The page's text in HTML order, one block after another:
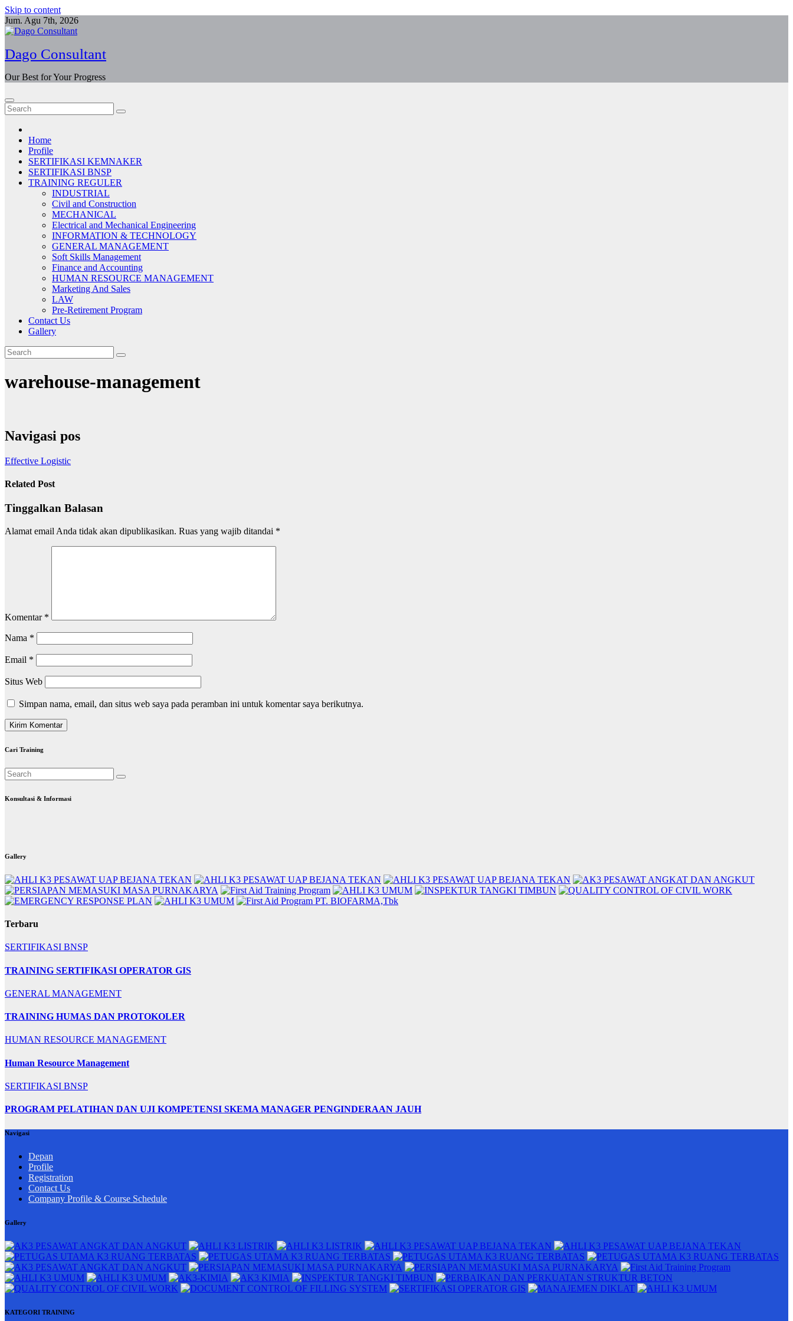
Skip to content
Jum. Agu 7th, 2026
Dago Consultant
Our Best for Your Progress
Home
Profile
SERTIFIKASI KEMNAKER
SERTIFIKASI BNSP
TRAINING REGULER
INDUSTRIAL
Civil and Construction
MECHANICAL
Electrical and Mechanical Engineering
INFORMATION & TECHNOLOGY
GENERAL MANAGEMENT
Soft Skills Management
Finance and Accounting
HUMAN RESOURCE MANAGEMENT
Marketing And Sales
LAW
Pre-Retirement Program
Contact Us
Gallery
warehouse-management
Navigasi pos
Effective Logistic
Related Post
Tinggalkan Balasan
Alamat email Anda tidak akan dipublikasikan. Ruas yang wajib ditandai *
Komentar *
Nama *
Email *
Situs Web
Simpan nama, email, dan situs web saya pada peramban ini untuk komentar saya berikutnya.
Cari Training
Konsultasi & Informasi
Gallery
Terbaru
SERTIFIKASI BNSP
TRAINING SERTIFIKASI OPERATOR GIS
GENERAL MANAGEMENT
TRAINING HUMAS DAN PROTOKOLER
HUMAN RESOURCE MANAGEMENT
Human Resource Management
SERTIFIKASI BNSP
PROGRAM PELATIHAN DAN UJI KOMPETENSI SKEMA MANAGER PENGINDERAAN JAUH
Navigasi
Depan
Profile
Registration
Contact Us
Company Profile & Course Schedule
Gallery
KATEGORI TRAINING